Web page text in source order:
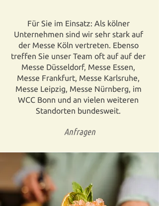
Für Sie im Einsatz: Als kölner
Unternehmen sind wir sehr stark auf
der Messe Köln vertreten. Ebenso
treffen Sie unser Team oft auf auf der
Messe Düsseldorf, Messe Essen,
Messe Frankfurt, Messe Karlsruhe,
Messe Leipzig, Messe Nürnberg, im
WCC Bonn und an vielen weiteren
Standorten bundesweit.
Anfragen